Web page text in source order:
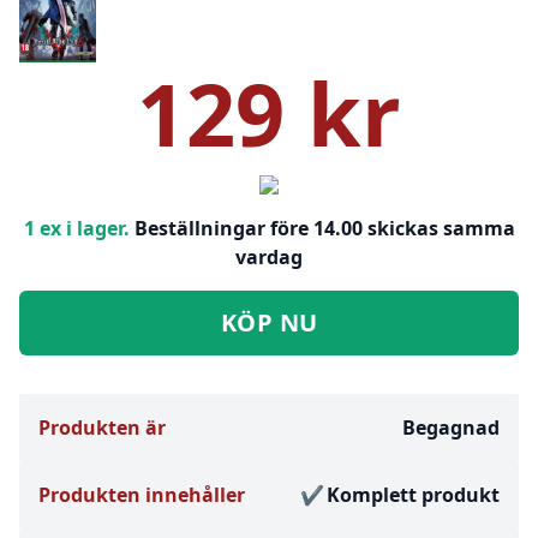
129 kr
1 ex i lager. Beställningar före 14.00 skickas samma
vardag
KÖP NU
Produkten är Begagnad
Produkten innehåller Komplett produkt